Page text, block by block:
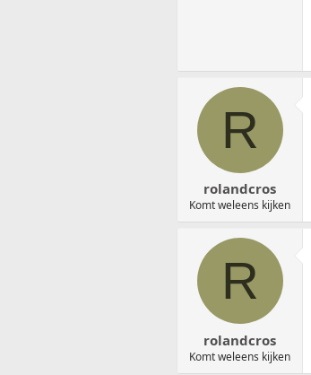
R
rolandcros
Komt weleens kijken
R
rolandcros
Komt weleens kijken